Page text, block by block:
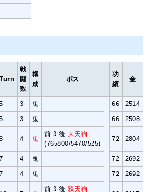
Turn
戦
闘
数
構
成
ボス
功
績
金
5 3 鬼 66 2514
5 3 鬼 66 2508
8 4 鬼
前:3 後:大天狗
(765800/5470/525)
72 2804
7 4 鬼 72 2692
7 4 鬼 72 2692
前:3 後:鴉天狗